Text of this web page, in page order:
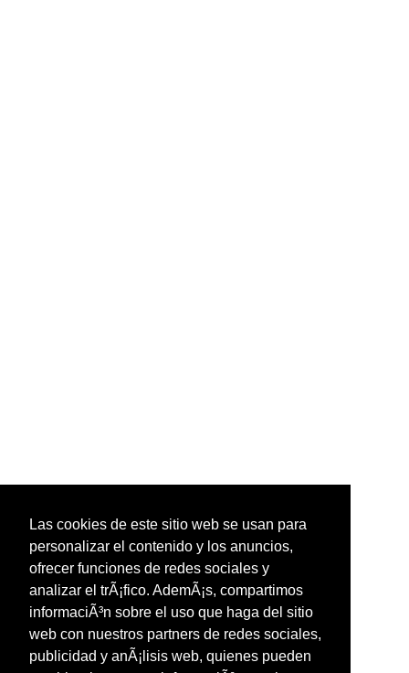
Las cookies de este sitio web se usan para
personalizar el contenido y los anuncios,
ofrecer funciones de redes sociales y
analizar el trÃ¡fico. AdemÃ¡s, compartimos
informaciÃ³n sobre el uso que haga del sitio
web con nuestros partners de redes sociales,
publicidad y anÃ¡lisis web, quienes pueden